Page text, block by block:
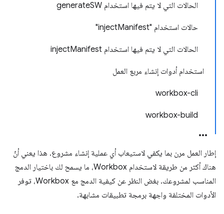
الحالات التي لا يتم فيها استخدام generateSW
حالات استخدام "injectManifest"
الحالات التي لا يتم فيها استخدام injectManifest
استخدام أدوات إنشاء مربع العمل
workbox-cli
workbox-build
إطار العمل مرن بما يكفي لاستيعاب أي عملية إنشاء مشروع. هذا يعني أنّ
هناك أكثر من طريقة لاستخدام Workbox، ما يسمح لك باختيار الدمج
المناسب لمشروعك. بغض النظر عن كيفية الدمج مع Workbox، توفر
الأدوات المختلفة واجهة برمجة تطبيقات مشابهة.